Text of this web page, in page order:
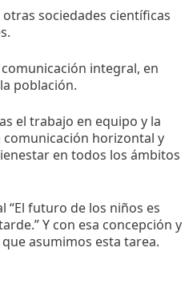
sociedades científicas
integral, en
población.
el trabajo en equipo y la
horizontal y
en todos los ámbitos
“El futuro de los niños es
Y con esa concepción y
asumimos esta tarea.